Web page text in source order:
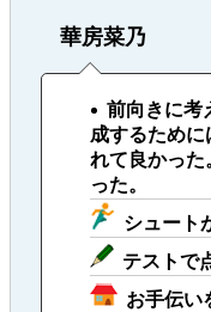
華房菜乃
前向きに考
成するため
れて良かった
った。
シュート
テストで
お手伝い